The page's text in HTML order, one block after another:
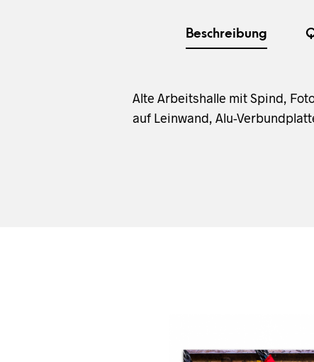
Beschreibung
Alte Arbeitshalle mit Spind,
auf Leinwand, Alu-